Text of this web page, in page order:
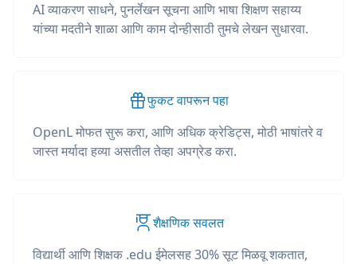
AI व्याकरण साधने, पुनर्लेखन सूचना आणि भाषा शिक्षण सहाय्य
यांच्या मदतीने शाळा आणि काम दोन्हीसाठी तुमचे लेखन सुधारवा.
फुकट वापरून पहा
OpenL मोफत सुरू करा, आणि अधिक क्रेडिट्स, मोठी भाषांतरे व
जास्त मर्यादा हव्या असतील तेव्हा अपग्रेड करा.
शैक्षणिक सवलत
विद्यार्थी आणि शिक्षक .edu ईमेलसह 30% सूट मिळवू शकतात,